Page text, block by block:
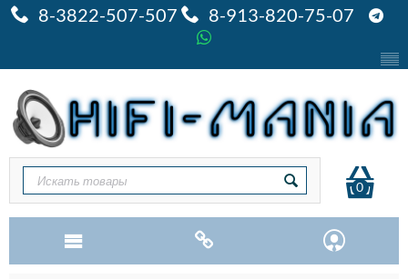
8-3822-507-507 8-913-820-75-07
0